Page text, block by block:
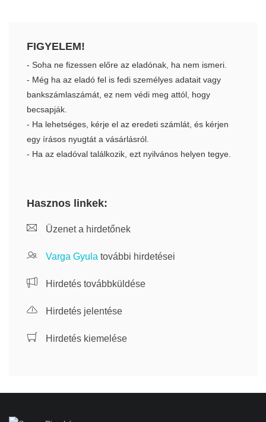
FIGYELEM!
- Soha ne fizessen előre az eladónak, ha nem ismeri.
- Még ha az eladó fel is fedi személyes adatait vagy
bankszámlaszámát, ez nem védi meg attól, hogy
becsapják.
- Ha lehetséges, kérje el az eredeti számlát, és kérjen
egy írásos nyugtát a vásárlásról.
- Ha az eladóval találkozik, ezt nyilvános helyen tegye.
Hasznos linkek:
Üzenet a hirdetőnek
Varga Gyula további hirdetései
Hirdetés továbbküldése
Hirdetés jelentése
Hirdetés kiemelése